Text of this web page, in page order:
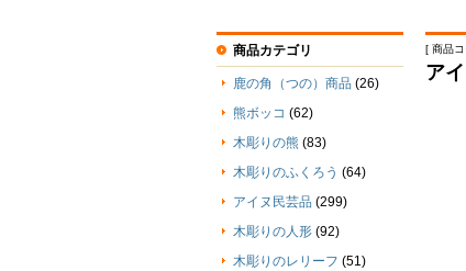
[ 商品
ア
商品カテゴリ
鹿の角（つの）商品 (26)
熊ボッコ (62)
木彫りの熊 (83)
木彫りのふくろう (64)
アイヌ民芸品 (299)
木彫りの人形 (92)
木彫りのレリーフ (51)